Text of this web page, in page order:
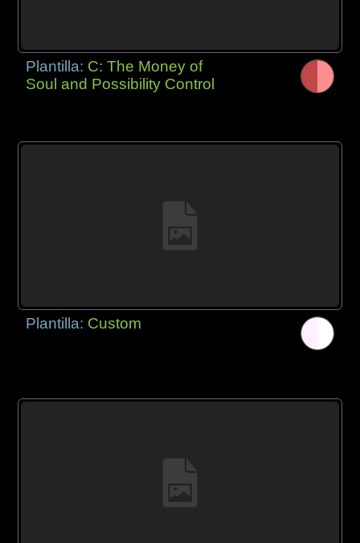
Plantilla: C: The Money of
Soul and Possibility Control
Plantilla: Custom